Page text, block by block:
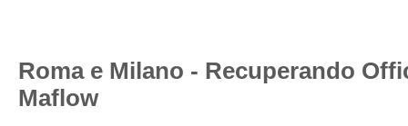
Roma e Milano - Recuperando
Maflow